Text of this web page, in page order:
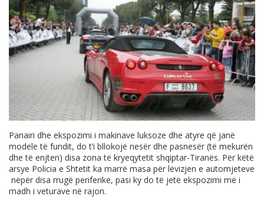
Panairi dhe ekspozimi i makinave luksoze dhe atyre që janë
modele të fundit, do t’i bllokojë nesër dhe pasnesër (të mekurën
dhe të enjten) disa zona të kryeqytetit shqiptar-Tiranës. Për këtë
arsye Policia e Shtetit ka marrë masa për lëvizjen e automjeteve
nëpër disa rrugë periferike, pasi ky do të jetë ekspozimi më i
madh i veturave në rajon.